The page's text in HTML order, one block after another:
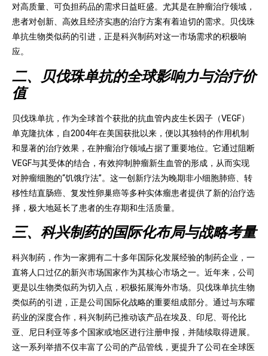
对高质量、可负担药品的需求日益旺盛。尤其是在肿瘤治疗领域，
患者对创新、高效且经济实惠的治疗方案有着迫切的需求。贝伐珠
单抗生物类似药的引进，正是科兴制药对这一市场需求的积极响
应。
二、贝伐珠单抗的全球影响力与治疗价
值
贝伐珠单抗，作为全球首个获批的抗血管内皮生长因子（VEGF）
单克隆抗体，自2004年在美国获批以来，便以其独特的作用机制
和显著的治疗效果，在肿瘤治疗领域占据了重要地位。它通过阻断
VEGF与其受体的结合，有效抑制肿瘤新生血管的形成，从而实现
对肿瘤细胞的“饥饿疗法”。这一创新疗法为晚期非小细胞肺癌、转
移性结直肠癌、复发性卵巢癌等多种实体瘤患者提供了新的治疗选
择，极大地延长了患者的生存期和生活质量。
三、科兴制药的国际化布局与战略考量
科兴制药，作为一家拥有二十多年国际化发展经验的制药企业，一
直将人口过亿的新兴市场国家作为其核心市场之一。近年来，公司
更是以生物类似药为切入点，积极拓展海外市场。贝伐珠单抗生物
类似药的引进，正是公司国际化战略的重要组成部分。通过与东曜
药业的深度合作，科兴制药已推动该产品在埃及、印尼、哥伦比
亚、尼日利亚等多个国家或地区进行注册申报，并陆续取得进展。
这一系列举措不仅丰富了公司的产品管线，更提升了公司在全球医